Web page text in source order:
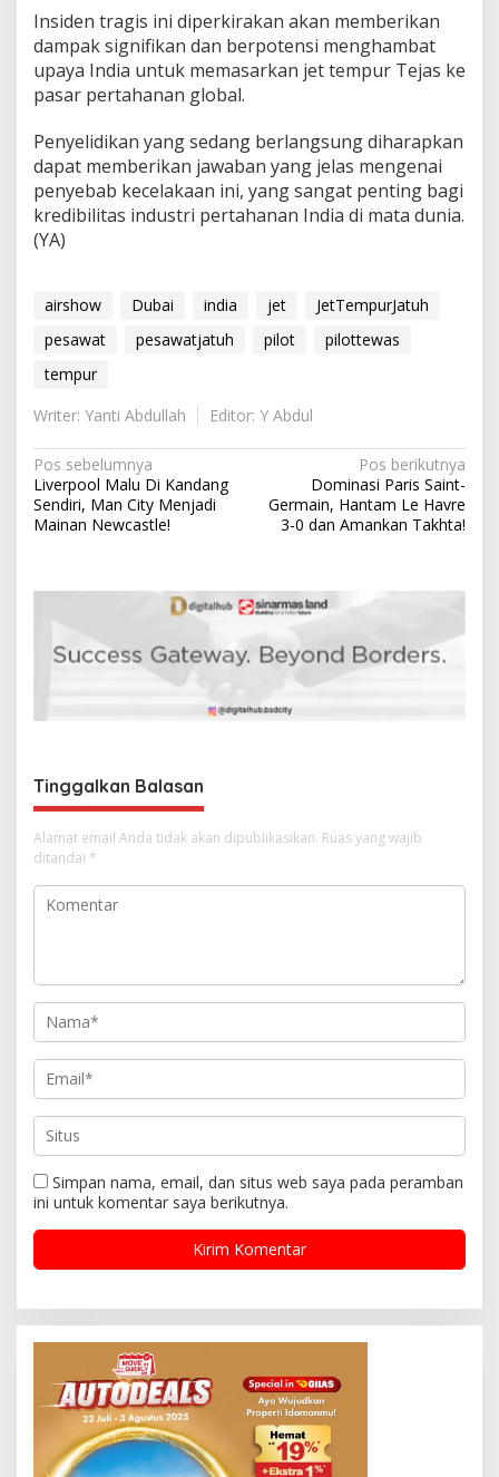
Insiden tragis ini diperkirakan akan memberikan
dampak signifikan dan berpotensi menghambat
upaya India untuk memasarkan jet tempur Tejas ke
pasar pertahanan global.
Penyelidikan yang sedang berlangsung diharapkan
dapat memberikan jawaban yang jelas mengenai
penyebab kecelakaan ini, yang sangat penting bagi
kredibilitas industri pertahanan India di mata dunia.
(YA)
airshow Dubai india jet
JetTempurJatuh
pesawat
pesawatjatuh pilot
pilottewas
tempur
Writer: Yanti Abdullah
Editor: Y Abdul
N
a
v
g
p
s
Pos sebelumnya
Liverpool Malu Di Kandang
Sendiri, Man City Menjadi
Mainan Newcastle!
Pos berikutnya
Dominasi Paris Saint-
Germain, Hantam Le Havre
3-0 dan Amankan Takhta!
Tinggalkan Balasan
Alamat email Anda tidak akan dipublikasikan. Ruas yang wajib
ditandai *
Simpan nama, email, dan situs web saya pada peramban
ini untuk komentar saya berikutnya.